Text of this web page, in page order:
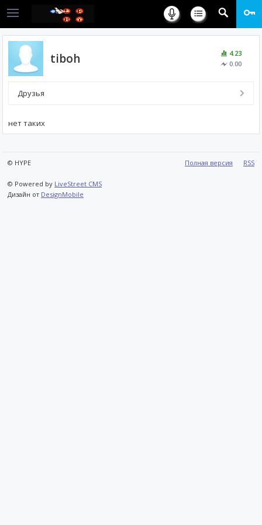
4.23
0.00
tiboh
Друзья
нет таких
Полная версия RSS
© HYPE
© Powered by LiveStreet CMS
Дизайн от DesignMobile